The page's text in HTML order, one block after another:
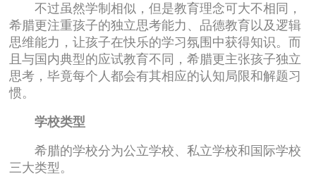
不过虽然学制相似，但是教育理念可大不相同，
希腊更注重孩子的独立思考能力、品德教育以及逻辑
思维能力，让孩子在快乐的学习氛围中获得知识。而
且与国内典型的应试教育不同，希腊更主张孩子独立
思考，毕竟每个人都会有其相应的认知局限和解题习
惯。
学校类型
希腊的学校分为公立学校、私立学校和国际学校
三大类型。